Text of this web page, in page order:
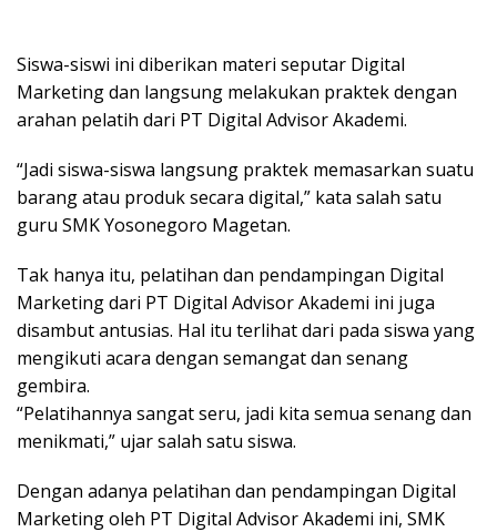
Siswa-siswi ini diberikan materi seputar Digital
Marketing dan langsung melakukan praktek dengan
arahan pelatih dari PT Digital Advisor Akademi.
“Jadi siswa-siswa langsung praktek memasarkan suatu
barang atau produk secara digital,” kata salah satu
guru SMK Yosonegoro Magetan.
Tak hanya itu, pelatihan dan pendampingan Digital
Marketing dari PT Digital Advisor Akademi ini juga
disambut antusias. Hal itu terlihat dari pada siswa yang
mengikuti acara dengan semangat dan senang
gembira.
“Pelatihannya sangat seru, jadi kita semua senang dan
menikmati,” ujar salah satu siswa.
Dengan adanya pelatihan dan pendampingan Digital
Marketing oleh PT Digital Advisor Akademi ini, SMK